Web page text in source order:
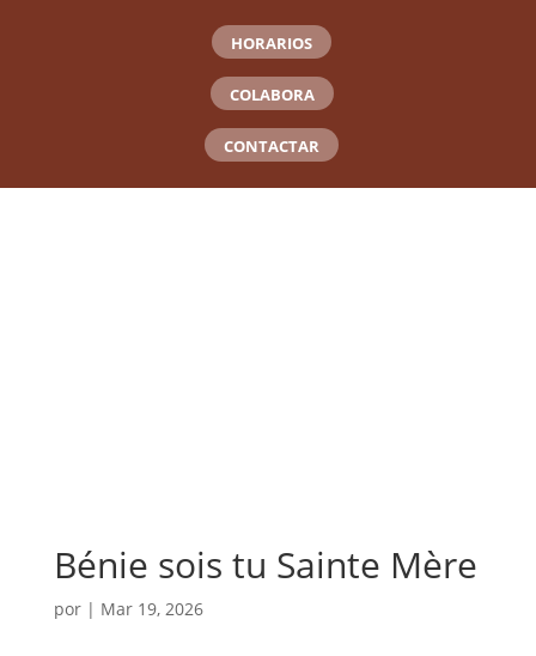
HORARIOS
COLABORA
CONTACTAR
Bénie sois tu Sainte Mère
por | Mar 19, 2026